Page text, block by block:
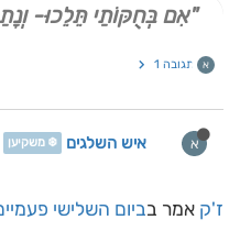
"אִם בְּחֻקּוֹתַי תֵּלֵכוּ-
א תגובה 1
א איש השלגים ❄️ משקיען
ז'ק אמר בביום השלישי